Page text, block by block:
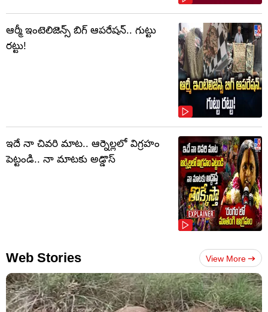
ఆర్మీ ఇంటెలిజెన్స్ బిగ్ ఆపరేషన్.. గుట్టు
రట్టు!
ఇదే నా చివరి మాట.. ఆర్నెల్లలో విగ్రహం
పెట్టండి.. నా మాటకు అడ్డొస్
Web Stories View More